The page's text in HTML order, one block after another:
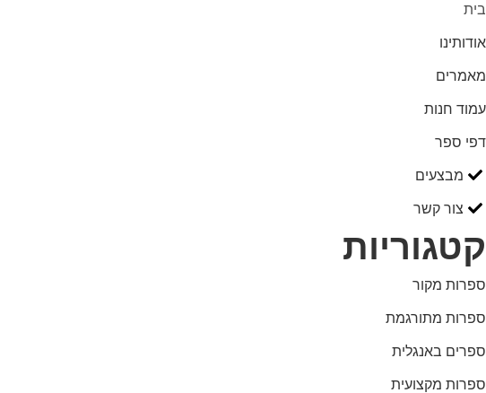
בית
אודותינו
מאמרים
עמוד חנות
דפי ספר
מבצעים
צור קשר
קטגוריות
ספרות מקור
ספרות מתורגמת
ספרים באנגלית
ספרות מקצועית